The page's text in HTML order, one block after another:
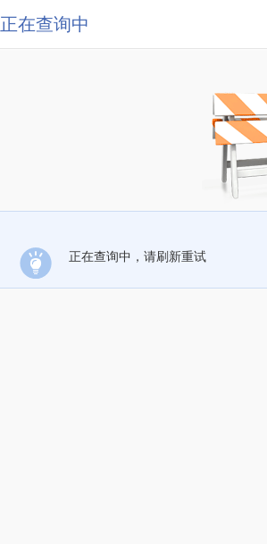
正在查询中
正在查询中，请刷新重试